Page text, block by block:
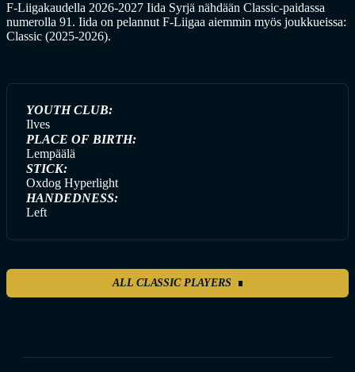
F-Liigakaudella 2026-2027 Iida Syrjä nähdään Classic-paidassa
numerolla 91. Iida on pelannut F-Liigaa aiemmin myös joukkueissa:
Classic (2025-2026).
YOUTH CLUB:
Ilves
PLACE OF BIRTH:
Lempäälä
STICK:
Oxdog Hyperlight
HANDEDNESS:
Left
ALL CLASSIC PLAYERS